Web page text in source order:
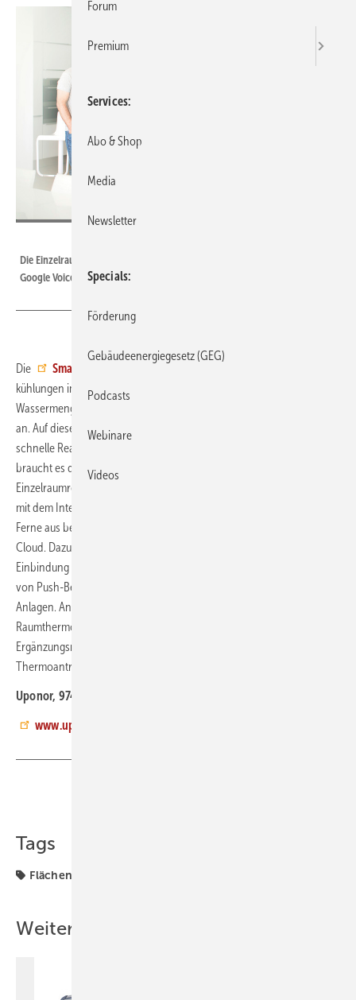
Die Einzelraumregelung Smatrix Pulse kann via Alexa Voice Control oder
Google Voice Assistant kommunizieren.
Die Smatrix Pulse
kühlungen im Wohnungsbau. Dazu passt sie ständig die benötigte
Wassermenge für einen Raum mehrmals täglich den Gegebenheiten
an. Auf diese Weise sichert sie gleichmäßige Raumtemperaturen und
schnelle Reaktionszeiten. Einen manuellen hydraulischen Abgleich
braucht es deshalb nicht. Ein Kommunikationsmodul verbindet die
Einzelraumregelung entweder drahtlos oder über eine Datenleitung
mit dem Internet. Über eine App lässt sich Smatrix Pulse auch aus der
Ferne aus bedienen. Zusätzliche Funktionen bietet ein Zugriff auf die
Cloud. Dazu gehören beispielsweise automatische Updates, die
Einbindung in Smart Home-Systeme, eine Fernwartung, der Versand
von Push-Benachrichtigungen sowie die Verwaltung mehrerer
Anlagen. An das Regelmodul lassen sich bis zu sechs
Raumthermostate und acht Thermoantriebe anschließen, über ein
Ergänzungsmodul weitere sechs Thermostate sowie zusätzliche sechs
Thermoantriebe.
Uponor, 97437 Haßfurt, Tel. (0 95 21) 69 00
www.uponor.com
Tags
Flächenheizung
Weitere Inhalte
Forum
Premium
Services
Abo & Shop
Media
Newsletter
Specials
Förderung
Gebäudeenergiegesetz (GEG)
Podcasts
Webinare
Videos